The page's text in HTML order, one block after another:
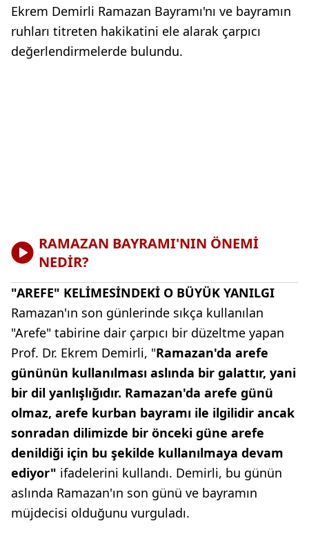
Ekrem Demirli Ramazan Bayramı'nı ve bayramın
ruhları titreten hakikatini ele alarak çarpıcı
değerlendirmelerde bulundu.
RAMAZAN BAYRAMI'NIN ÖNEMİ
NEDİR?
"AREFE" KELİMESİNDEKİ O BÜYÜK YANILGI
Ramazan'ın son günlerinde sıkça kullanılan
"Arefe" tabirine dair çarpıcı bir düzeltme yapan
Prof. Dr. Ekrem Demirli, "Ramazan'da arefe
gününün kullanılması aslında bir galattır, yani
bir dil yanlışlığıdır. Ramazan'da arefe günü
olmaz, arefe kurban bayramı ile ilgilidir ancak
sonradan dilimizde bir önceki güne arefe
denildiği için bu şekilde kullanılmaya devam
ediyor" ifadelerini kullandı. Demirli, bu günün
aslında Ramazan'ın son günü ve bayramın
müjdecisi olduğunu vurguladı.